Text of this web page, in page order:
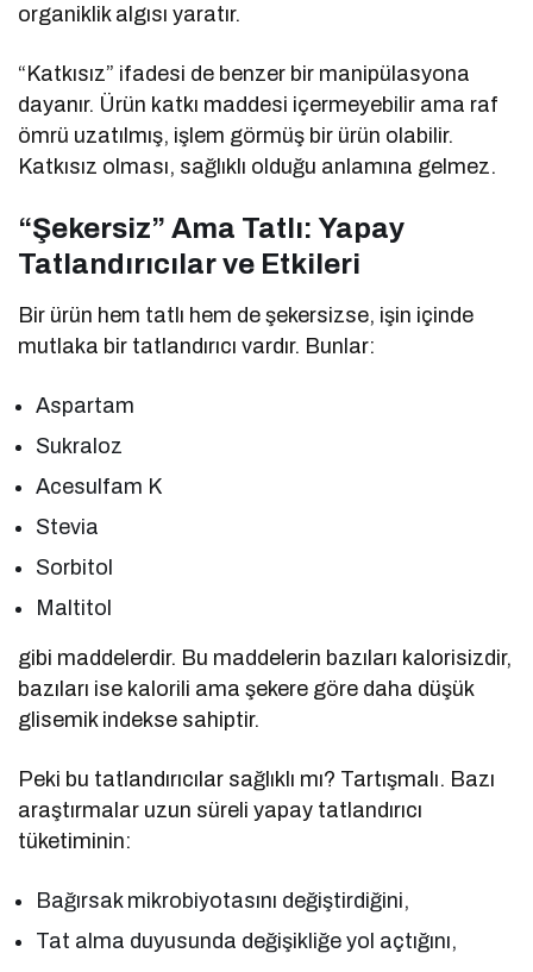
organiklik algısı yaratır.
“Katkısız” ifadesi de benzer bir manipülasyona
dayanır. Ürün katkı maddesi içermeyebilir ama raf
ömrü uzatılmış, işlem görmüş bir ürün olabilir.
Katkısız olması, sağlıklı olduğu anlamına gelmez.
“Şekersiz” Ama Tatlı: Yapay
Tatlandırıcılar ve Etkileri
Bir ürün hem tatlı hem de şekersizse, işin içinde
mutlaka bir tatlandırıcı vardır. Bunlar:
Aspartam
Sukraloz
Acesulfam K
Stevia
Sorbitol
Maltitol
gibi maddelerdir. Bu maddelerin bazıları kalorisizdir,
bazıları ise kalorili ama şekere göre daha düşük
glisemik indekse sahiptir.
Peki bu tatlandırıcılar sağlıklı mı? Tartışmalı. Bazı
araştırmalar uzun süreli yapay tatlandırıcı
tüketiminin:
Bağırsak mikrobiyotasını değiştirdiğini,
Tat alma duyusunda değişikliğe yol açtığını,